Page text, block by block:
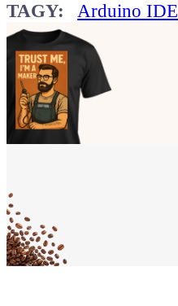
TAGY: Arduino IDE
že jsi Maker!
Koupit tričko